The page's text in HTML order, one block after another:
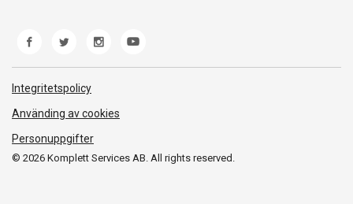
Produkthjälp och retur
Felsökning och guider
Frakt och leverans
© 2026 Komplett Services AB. All rights reserved.
Integritetspolicy
Använding av cookies
Personuppgifter